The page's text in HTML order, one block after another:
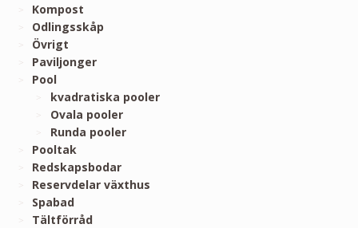
Kompost
Odlingsskåp
Övrigt
Paviljonger
Pool
kvadratiska pooler
Ovala pooler
Runda pooler
Pooltak
Redskapsbodar
Reservdelar växthus
Spabad
Tältförråd